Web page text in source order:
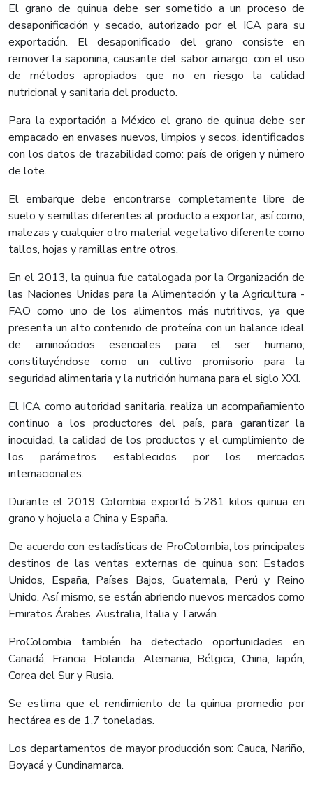
El grano de quinua debe ser sometido a un proceso de
desaponificación y secado, autorizado por el ICA para su
exportación. El desaponificado del grano consiste en
remover la saponina, causante del sabor amargo, con el uso
de métodos apropiados que no en riesgo la calidad
nutricional y sanitaria del producto.
Para la exportación a México el grano de quinua debe ser
empacado en envases nuevos, limpios y secos, identificados
con los datos de trazabilidad como: país de origen y número
de lote.
El embarque debe encontrarse completamente libre de
suelo y semillas diferentes al producto a exportar, así como,
malezas y cualquier otro material vegetativo diferente como
tallos, hojas y ramillas entre otros.
En el 2013, la quinua fue catalogada por la Organización de
las Naciones Unidas para la Alimentación y la Agricultura -
FAO como uno de los alimentos más nutritivos, ya que
presenta un alto contenido de proteína con un balance ideal
de aminoácidos esenciales para el ser humano;
constituyéndose como un cultivo promisorio para la
seguridad alimentaria y la nutrición humana para el siglo XXI.
El ICA como autoridad sanitaria, realiza un acompañamiento
continuo a los productores del país, para garantizar la
inocuidad, la calidad de los productos y el cumplimiento de
los parámetros establecidos por los mercados
internacionales.
Durante el 2019 Colombia exportó 5.281 kilos quinua en
grano y hojuela a China y España.
De acuerdo con estadísticas de ProColombia, los principales
destinos de las ventas externas de quinua son: Estados
Unidos, España, Países Bajos, Guatemala, Perú y Reino
Unido. Así mismo, se están abriendo nuevos mercados como
Emiratos Árabes, Australia, Italia y Taiwán.
ProColombia también ha detectado oportunidades en
Canadá, Francia, Holanda, Alemania, Bélgica, China, Japón,
Corea del Sur y Rusia.
Se estima que el rendimiento de la quinua promedio por
hectárea es de 1,7 toneladas.
Los departamentos de mayor producción son: Cauca, Nariño,
Boyacá y Cundinamarca.